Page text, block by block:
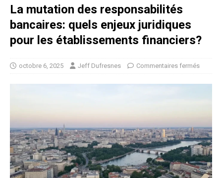
La mutation des responsabilités
bancaires: quels enjeux juridiques
pour les établissements financiers?
octobre 6, 2025 Jeff Dufresnes Commentaires fermés